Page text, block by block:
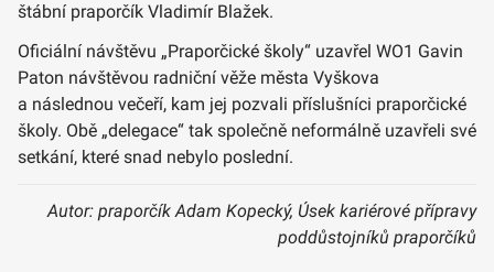
štábní praporčík Vladimír Blažek.
Oficiální návštěvu „Praporčické školy“ uzavřel WO1 Gavin
Paton návštěvou radniční věže města Vyškova
a následnou večeří, kam jej pozvali příslušníci praporčické
školy. Obě „delegace“ tak společně neformálně uzavřeli své
setkání, které snad nebylo poslední.
Autor: praporčík Adam Kopecký, Úsek kariérové přípravy
poddůstojníků praporčíků